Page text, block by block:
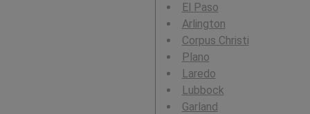
El Paso
Arlington
Corpus Christi
Plano
Laredo
Lubbock
Garland